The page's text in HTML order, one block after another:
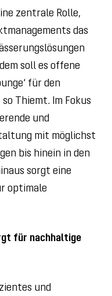
zentrale Rolle,
das
soll es offene
für den
Thiemt. Im Fokus
und
mit möglichst
bis hinein in den
sorgt eine
optimale
für nachhaltige
und